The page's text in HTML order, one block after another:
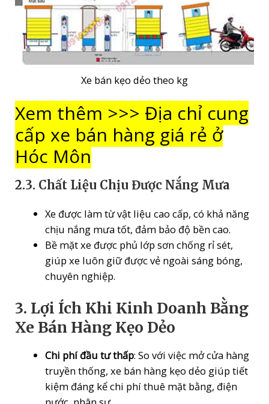
Xe bán kẹo dẻo theo kg
Xem thêm >>> Địa chỉ cung
cấp xe bán hàng giá rẻ ở
Hóc Môn
2.3. Chất Liệu Chịu Được Nắng Mưa
Xe được làm từ vật liệu cao cấp, có khả năng
chịu nắng mưa tốt, đảm bảo độ bền cao.
Bề mặt xe được phủ lớp sơn chống rỉ sét,
giúp xe luôn giữ được vẻ ngoài sáng bóng,
chuyên nghiệp.
3. Lợi Ích Khi Kinh Doanh Bằng
Xe Bán Hàng Kẹo Dẻo
Chi phí đầu tư thấp: So với việc mở cửa hàng
truyền thống, xe bán hàng kẹo dẻo giúp tiết
kiệm đáng kể chi phí thuê mặt bằng, điện